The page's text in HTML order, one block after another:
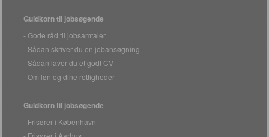
Guldkorn til jobsøgende
Gode råd til jobsamtaler
Sådan skriver du en jobansøgning
Sådan laver du et godt CV
Om løn og dine rettigheder
Guldkorn til jobsøgende
Frisører i København